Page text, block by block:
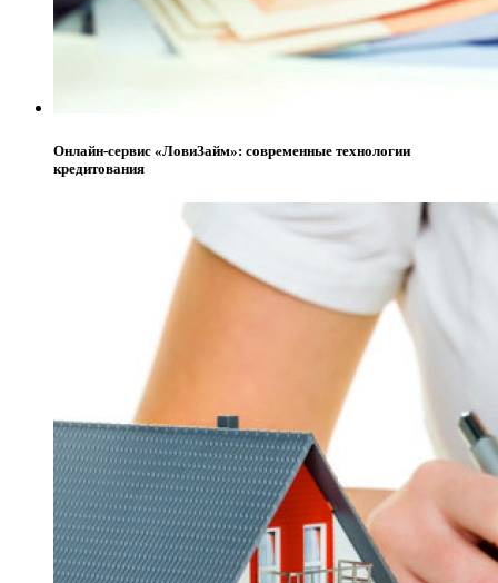
Онлайн-сервис «ЛовиЗайм»: современные технологии
кредитования